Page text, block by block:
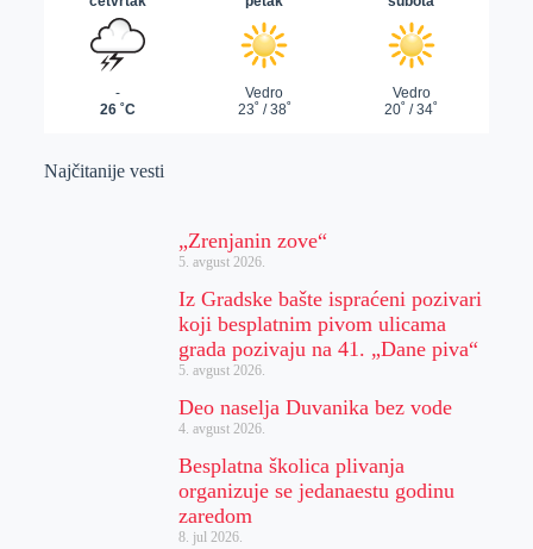
Najčitanije vesti
„Zrenjanin zove“
5. avgust 2026.
Iz Gradske bašte ispraćeni pozivari
koji besplatnim pivom ulicama
grada pozivaju na 41. „Dane piva“
5. avgust 2026.
Deo naselja Duvanika bez vode
4. avgust 2026.
Besplatna školica plivanja
organizuje se jedanaestu godinu
zaredom
8. jul 2026.